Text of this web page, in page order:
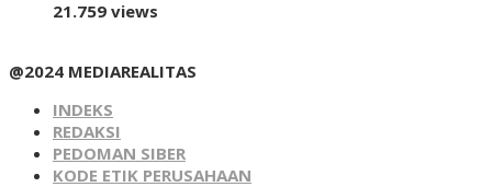
21.759 views
@2024 MEDIAREALITAS
INDEKS
REDAKSI
PEDOMAN SIBER
KODE ETIK PERUSAHAAN